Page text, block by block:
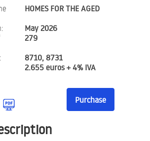
HOMES FOR THE AGED
May 2026
279
8710, 8731
2.655 euros + 4% IVA
Purchase